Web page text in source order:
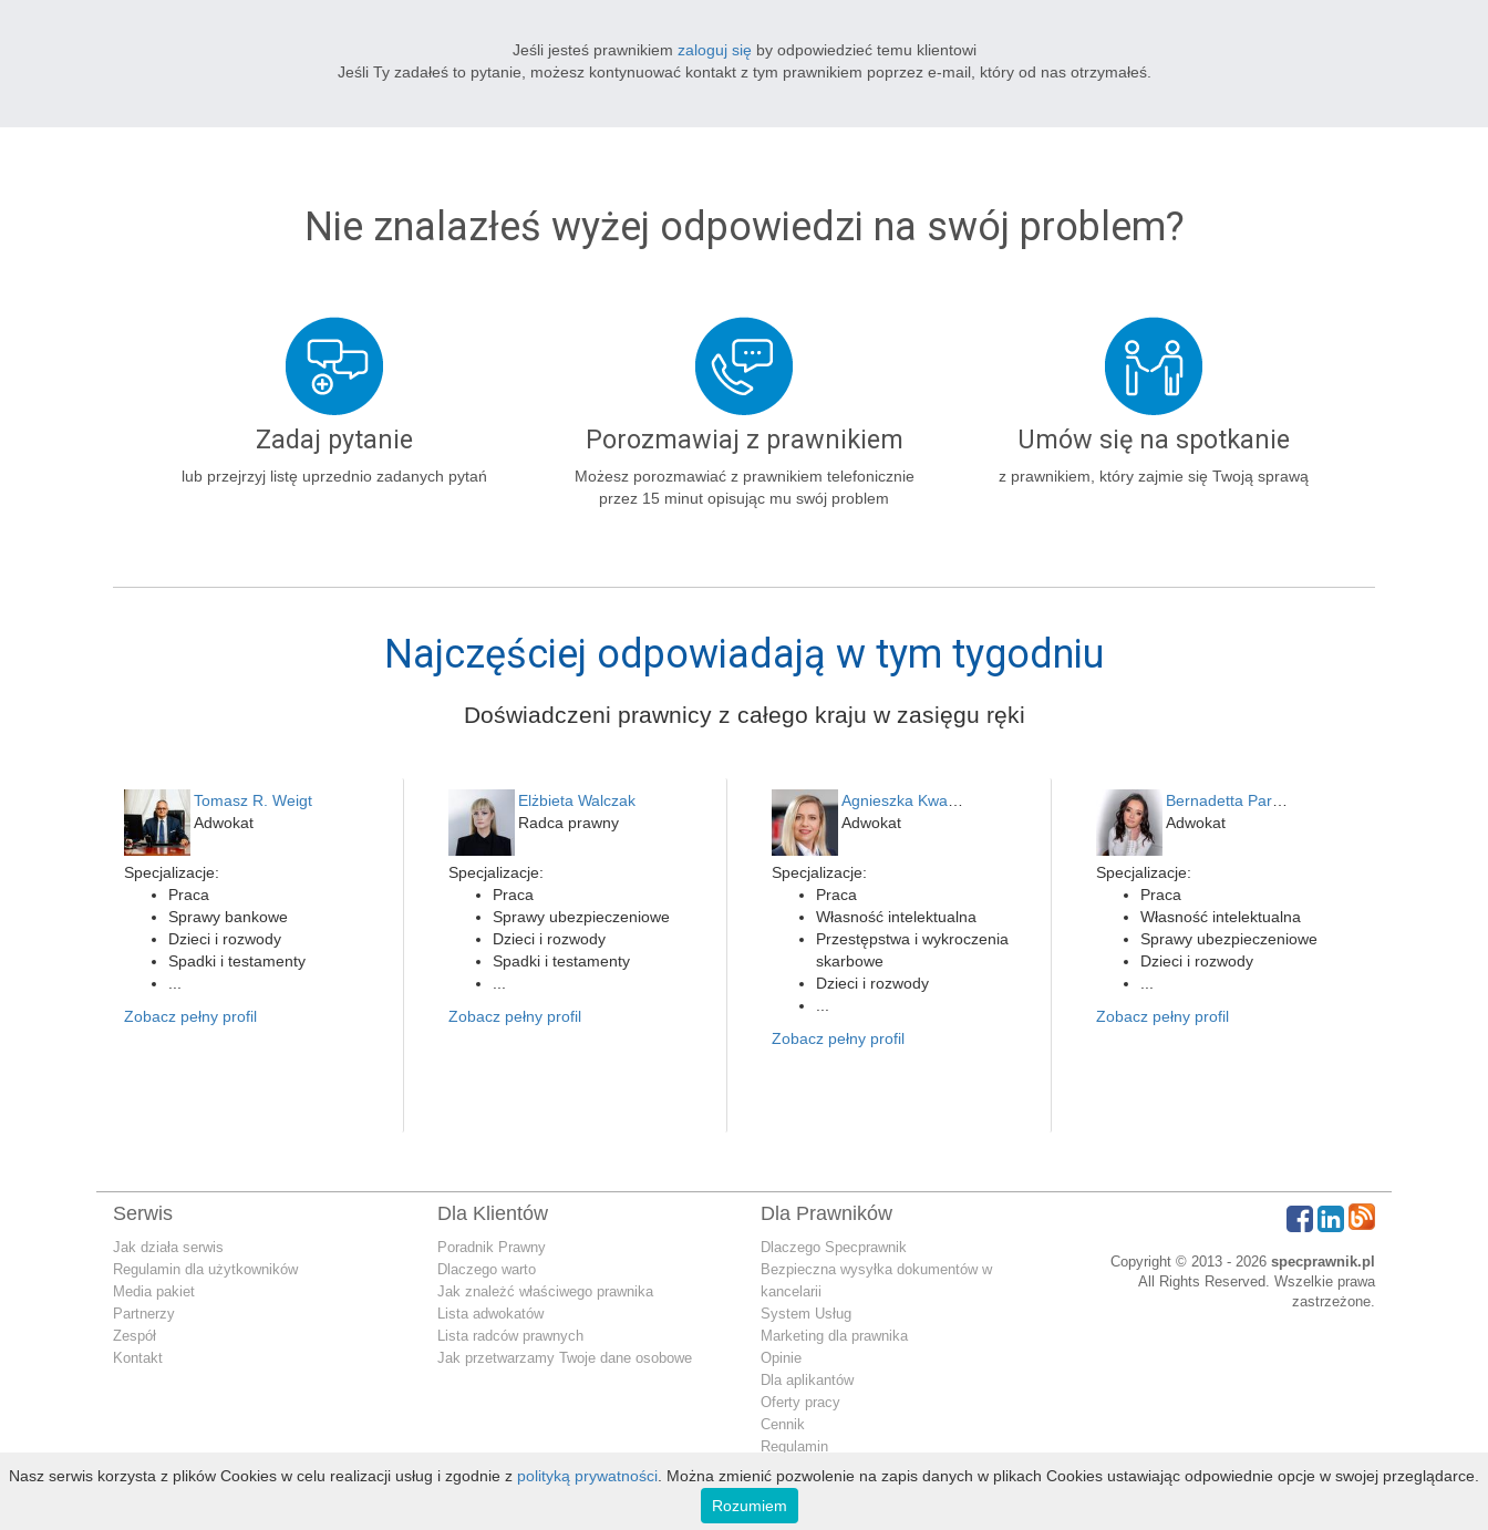
Jeśli jesteś prawnikiem zaloguj się by odpowiedzieć temu klientowi
Jeśli Ty zadałeś to pytanie, możesz kontynuować kontakt z tym prawnikiem poprzez e-mail, który od nas otrzymałeś.
Nie znalazłeś wyżej odpowiedzi na swój problem?
Zadaj pytanie
lub przejrzyj listę uprzednio zadanych pytań
Porozmawiaj z prawnikiem
Możesz porozmawiać z prawnikiem telefonicznie
przez 15 minut opisując mu swój problem
Umów się na spotkanie
z prawnikiem, który zajmie się Twoją sprawą
Najczęściej odpowiadają w tym tygodniu
Doświadczeni prawnicy z całego kraju w zasięgu ręki
Tomasz R. Weigt
Adwokat
Specjalizacje:
Praca
Sprawy bankowe
Dzieci i rozwody
Spadki i testamenty
Zobacz pełny profil
Elżbieta Walczak
Radca prawny
Specjalizacje:
Praca
Sprawy ubezpieczeniowe
Dzieci i rozwody
Spadki i testamenty
Zobacz pełny profil
Adwokat
Specjalizacje:
Praca
Własność intelektualna
Przestępstwa i wykroczenia
skarbowe
Dzieci i rozwody
Zobacz pełny profil
Bernadetta Parusińska- U…
Adwokat
Specjalizacje:
Praca
Własność intelektualna
Sprawy ubezpieczeniowe
Dzieci i rozwody
Zobacz pełny profil
Serwis
Jak działa serwis
Regulamin dla użytkowników
Media pakiet
Partnerzy
Zespół
Kontakt
Dla Klientów
Poradnik Prawny
Dlaczego warto
Jak znależć właściwego prawnika
Lista adwokatów
Lista radców prawnych
Jak przetwarzamy Twoje dane osobowe
Dla Prawników
Dlaczego Specprawnik
Bezpieczna wysyłka dokumentów w
kancelarii
System Usług
Marketing dla prawnika
Opinie
Dla aplikantów
Oferty pracy
Cennik
Regulamin
Jak przetwarzamy Twoje dane osobowe
Konto premium
Kontakt dla prawnika
Copyright © 2013 - 2026 specprawnik.pl
All Rights Reserved. Wszelkie prawa
zastrzeżone.
Nasz serwis korzysta z plików Cookies w celu realizacji usług i zgodnie z polityką prywatności . Można zmienić pozwolenie na zapis danych w plikach Cookies ustawiając odpowiednie opcje w swojej przeglądarce.
Rozumiem